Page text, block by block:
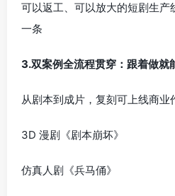
可以返工、可以放大的短剧生产
一条
3.双案例全流程贯穿：跟着做就
从剧本到成片，复刻可上线商业
3D 漫剧《剧本崩坏》
仿真人剧《兵马俑》